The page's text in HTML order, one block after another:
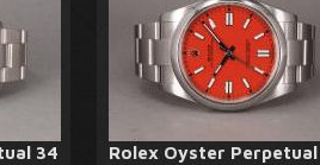
34
Rolex Oyster Perpetual